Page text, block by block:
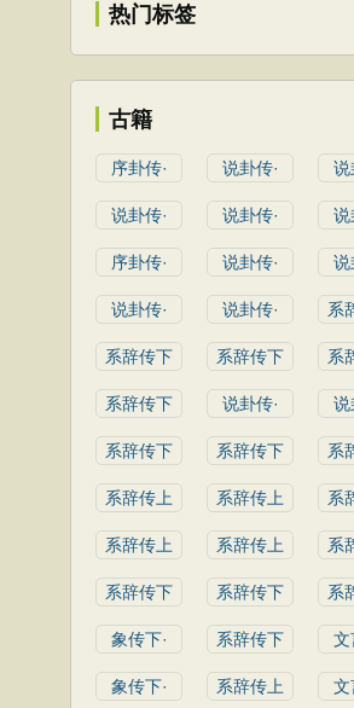
热门标签
古籍
序卦传· 说卦传· 说
说卦传· 说卦传· 说
序卦传· 说卦传· 说
说卦传· 说卦传· 系
系辞传下 系辞传下 系
系辞传下 说卦传· 说
系辞传下 系辞传下 系
系辞传上 系辞传上 系
系辞传上 系辞传上 系
系辞传下 系辞传下 系
象传下· 系辞传下 文
象传下· 系辞传上 文